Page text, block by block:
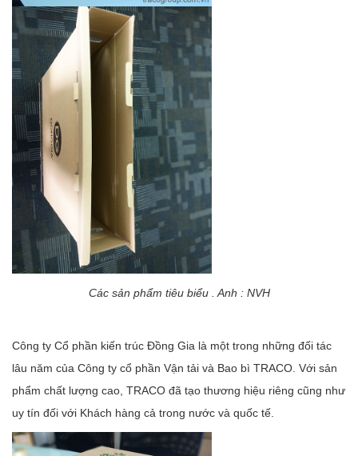
Các sản phẩm tiêu biểu . Anh : NVH
Công ty Cổ phần kiến trúc Đồng Gia là một trong những đối tác
lâu năm của Công ty cổ phần Vận tải và Bao bì TRACO. Với sản
phẩm chất lượng cao, TRACO đã tạo thương hiệu riêng cũng như
uy tín đối với Khách hàng cả trong nước và quốc tế.